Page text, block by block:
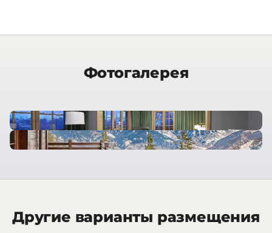
Фотогалерея
Другие варианты размещения